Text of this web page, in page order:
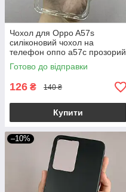
Чохол для Oppo A57s
силіконовий чохол на
телефон оппо а57с прозорий
NSP
Готово до відправки
126 ₴ 140 ₴
Купити
–10%